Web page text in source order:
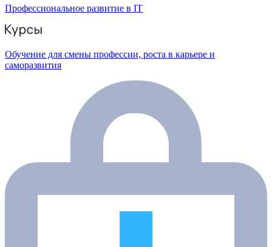
Профессиональное развитие в IT
Обучение для смены профессии, роста в карьере и
саморазвития